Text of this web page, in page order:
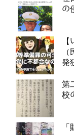
の
発
第
校